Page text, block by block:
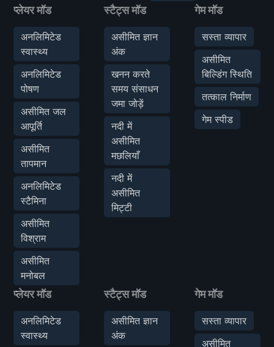
प्लेयर मॉड
अनलिमिटेड
स्वास्थ्य
अनलिमिटेड
पोषण
असीमित जल
आपूर्ति
असीमित
तापमान
अनलिमिटेड
स्टैमिना
असीमित
विश्राम
असीमित
मनोबल
स्टैट्स मॉड
असीमित ज्ञान
अंक
खनन करते
समय संसाधन
जमा जोड़ें
नदी में
असीमित
मछलियाँ
नदी में
असीमित
मिट्टी
गेम मॉड
सस्ता व्यापार
असीमित
बिल्डिंग स्थिति
तत्काल निर्माण
गेम स्पीड
प्लेयर मॉड
अनलिमिटेड
स्वास्थ्य
स्टैट्स मॉड
असीमित ज्ञान
अंक
गेम मॉड
सस्ता व्यापार
असीमित